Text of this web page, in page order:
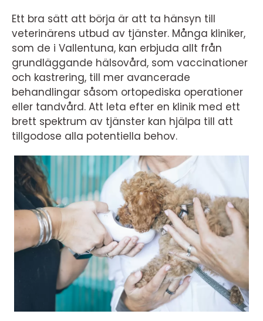
Ett bra sätt att börja är att ta hänsyn till
veterinärens utbud av tjänster. Många kliniker,
som de i Vallentuna, kan erbjuda allt från
grundläggande hälsovård, som vaccinationer
och kastrering, till mer avancerade
behandlingar såsom ortopediska operationer
eller tandvård. Att leta efter en klinik med ett
brett spektrum av tjänster kan hjälpa till att
tillgodose alla potentiella behov.